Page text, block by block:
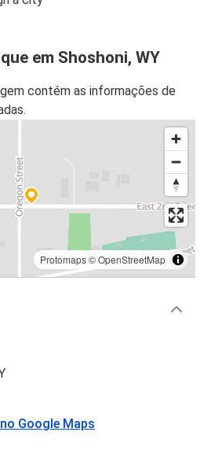
em Shoshoni, WY
contém as informações de
Protomaps©OpenStreetMap
Google Maps